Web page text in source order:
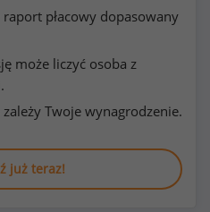
płacowy dopasowany
może liczyć osoba z
Twoje wynagrodzenie.
już teraz!